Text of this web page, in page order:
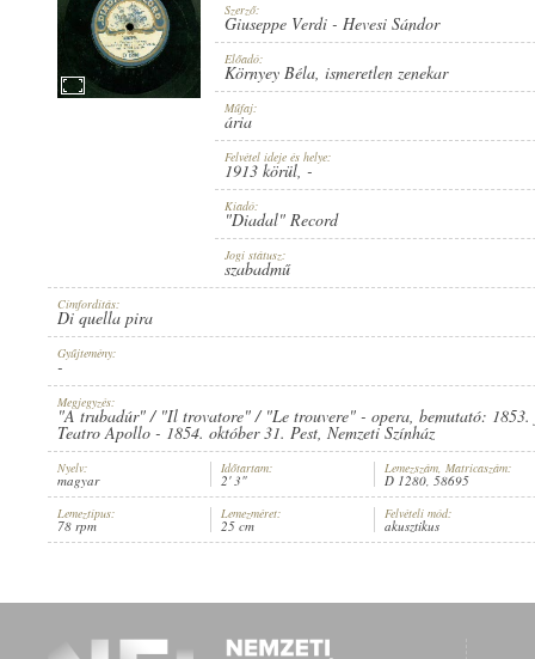
ELŐADÓ: ISMERETLEN ZENEKAR
LEMEZSZÁM:
Szerző:
Giuseppe Verdi - Hevesi Sándor
Előadó:
Környey Béla, ismeretlen zenekar
Műfaj:
ária
Felvétel ideje és helye:
1913 körül, -
Kiadó:
"Diadal" Record
Jogi státusz:
szabadmű
Címfordítás:
Di quella pira
Gyűjtemény:
-
Megjegyzés:
"A trubadúr" / "Il trovatore" / "Le trouvere" - opera, bemutató: 1853.
Teatro Apollo - 1854. október 31. Pest, Nemzeti Színház
Nyelv:
magyar
Időtartam:
2' 3"
Lemezszám, Matricaszám:
D 1280, 58695
Lemeztípus:
78 rpm
Lemezméret:
25 cm
Felvételi mód:
akusztikus